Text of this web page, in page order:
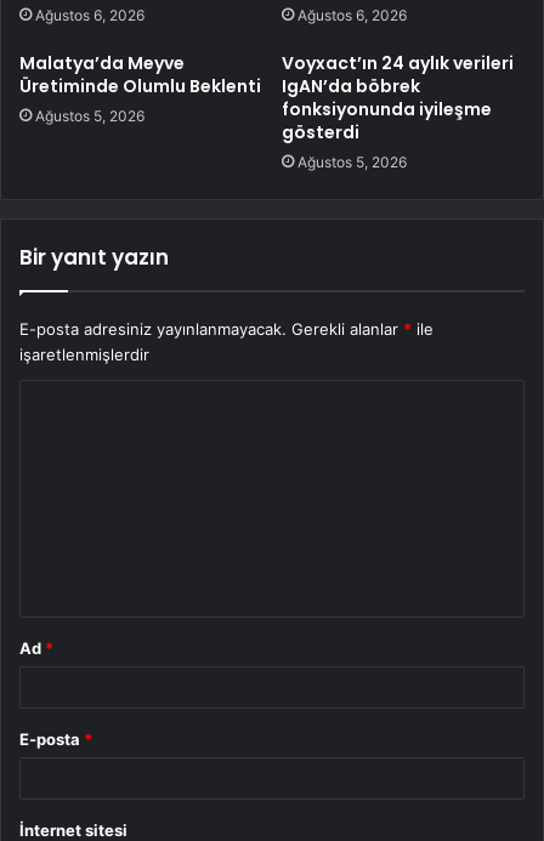
Ağustos 6, 2026 Ağustos 6, 2026
Malatya’da Meyve
Üretiminde Olumlu Beklenti
Ağustos 5, 2026
Voyxact’ın 24 aylık verileri
IgAN’da böbrek
fonksiyonunda iyileşme
gösterdi
Ağustos 5, 2026
Bir yanıt yazın
E-posta adresiniz yayınlanmayacak. Gerekli alanlar * ile
işaretlenmişlerdir
Ad *
E-posta *
İnternet sitesi